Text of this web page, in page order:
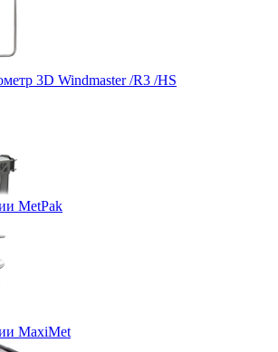
3D Windmaster /R3 /HS
MetPak
MaxiMet